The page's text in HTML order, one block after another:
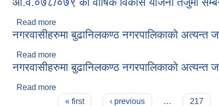
Read more
नगरवासीहरुमा बुढानिलकण्ठ नगरपालिकाको अत्यन्त
Read more
नगरवासीहरुमा बुढानिलकण्ठ नगरपालिकाको अत्यन्त
Read more
« first ‹ previous … 217